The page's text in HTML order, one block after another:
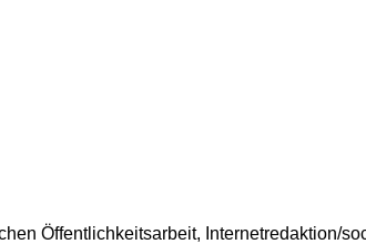
Öffentlichkeitsarbeit, Internetredaktion/